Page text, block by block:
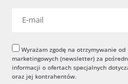
31.07.2026
SCHWING DynaRig
budowach
30.07.2026
Dynapac Z.ERA:
Wyrażam zgodę na otrzymywanie
marketingowych (newsletter) za pośrednictwem poczty elektronicznej w tym
informacji o ofertach specjalnych
oraz jej kontrahentów.